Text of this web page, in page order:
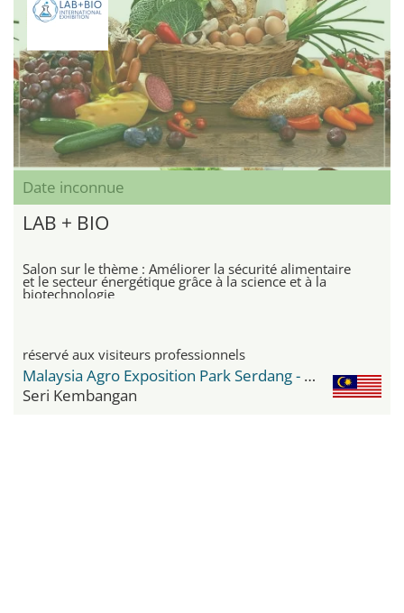
Date inconnue
LAB + BIO
Salon sur le thème : Améliorer la sécurité alimentaire
et le secteur énergétique grâce à la science et à la
biotechnologie
réservé aux visiteurs professionnels
Malaysia Agro Exposition Park Serdang - MAEPS
Seri Kembangan